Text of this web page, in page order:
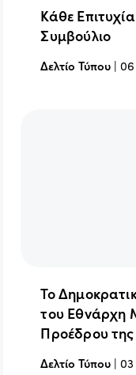
Κάθε
Συμβούλιο
Δελτίο Τύπου |
Το
του Εθνάρχη
Προέδρου
Δελτίο Τύπου |